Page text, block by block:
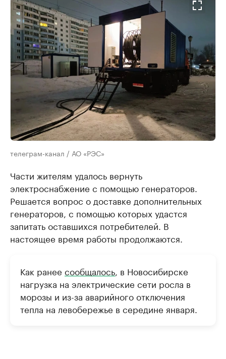
телеграм-канал / АО «РЭС»
Части жителям удалось вернуть
электроснабжение с помощью генераторов.
Решается вопрос о доставке дополнительных
генераторов, с помощью которых удастся
запитать оставшихся потребителей. В
настоящее время работы продолжаются.
Как ранее сообщалось, в Новосибирске
нагрузка на электрические сети росла в
морозы и из-за аварийного отключения
тепла на левобережье в середине января.